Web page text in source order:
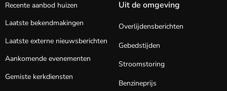
Recente aanbod huizen
Laatste bekendmakingen
Laatste externe nieuwsberichten
Aankomende evenementen
Gemiste kerkdiensten
Uit de omgeving
Overlijdensberichten
Gebedstijden
Stroomstoring
Benzineprijs